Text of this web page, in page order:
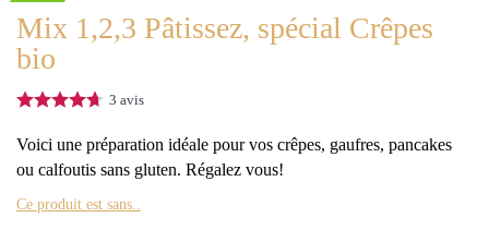
Mix 1,2,3 Pâtissez, spécial Crêpes
bio
3 avis
Voici une préparation idéale pour vos crêpes, gaufres, pancakes
ou calfoutis sans gluten. Régalez vous!
Ce produit est sans..